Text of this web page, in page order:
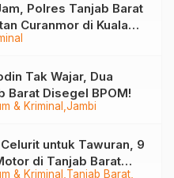
Polres Tanjab Barat
Curanmor di Kuala
& Kriminal Jambi
Tak Wajar, Dua
Barat Disegel BPOM!
& Kriminal Tanjab Barat
untuk Tawuran, 9
di Tanjab Barat